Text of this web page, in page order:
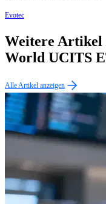
Evotec
Weitere Artikel
World UCITS
Alle Artikel anzeigen